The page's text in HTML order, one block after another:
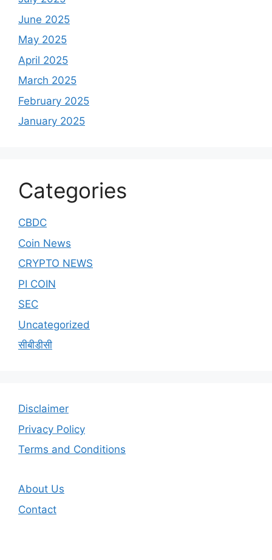
June 2025
May 2025
April 2025
March 2025
February 2025
January 2025
Categories
CBDC
Coin News
CRYPTO NEWS
PI COIN
SEC
Uncategorized
सीबीडीसी
Disclaimer
Privacy Policy
Terms and Conditions
About Us
Contact